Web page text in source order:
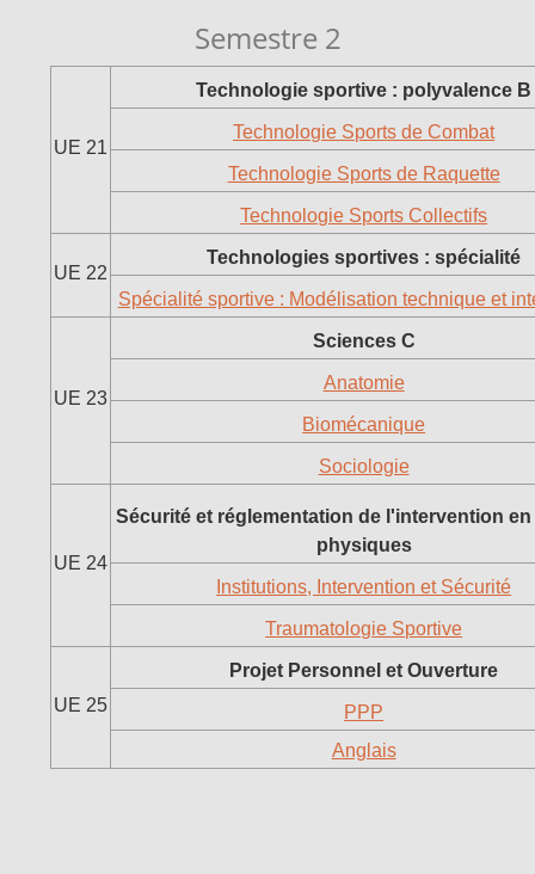
Semestre 2
UE 21
Technologie sportive : polyvalence B
Technologie Sports de Combat
Technologie Sports de Raquette
Technologie Sports Collectifs
UE 22
Technologies sportives : spécialité
Spécialité sportive : Modélisation technique et
UE 23
Sciences C
Anatomie
Biomécanique
Sociologie
UE 24
Sécurité et réglementation de l'intervention
physiques
Institutions, Intervention et Sécurité
Traumatologie Sportive
UE 25
Projet Personnel et Ouverture
PPP
Anglais